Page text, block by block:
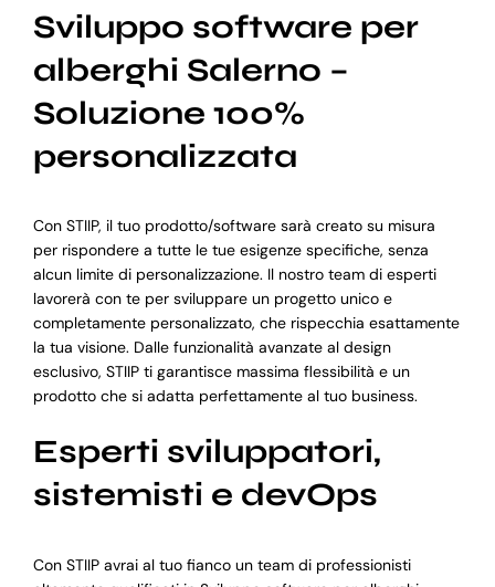
Sviluppo software per
alberghi Salerno –
Soluzione 100%
personalizzata
Con STIIP, il tuo prodotto/software sarà creato su misura
per rispondere a tutte le tue esigenze specifiche, senza
alcun limite di personalizzazione. Il nostro team di esperti
lavorerà con te per sviluppare un progetto unico e
completamente personalizzato, che rispecchia esattamente
la tua visione. Dalle funzionalità avanzate al design
esclusivo, STIIP ti garantisce massima flessibilità e un
prodotto che si adatta perfettamente al tuo business.
Esperti sviluppatori,
sistemisti e devOps
Con STIIP avrai al tuo fianco un team di professionisti